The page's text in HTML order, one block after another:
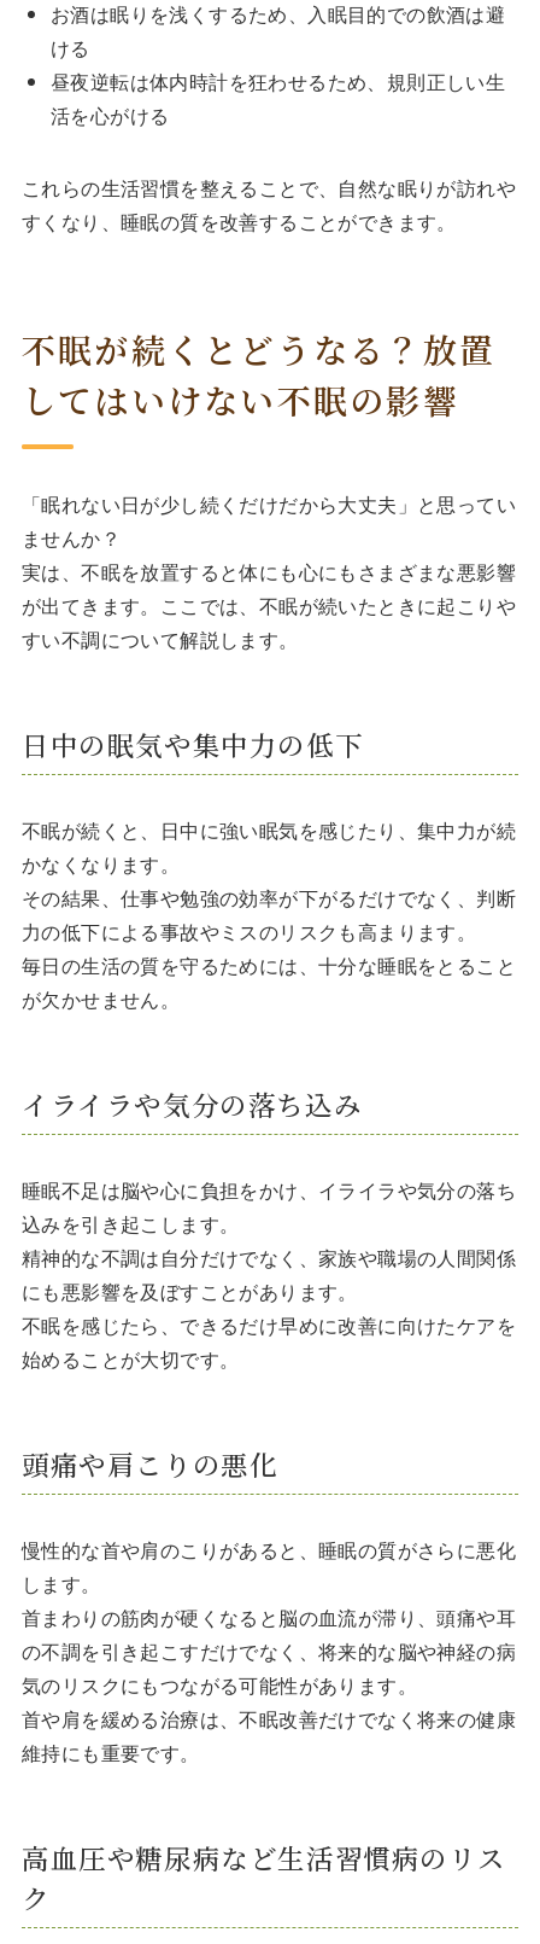
お酒は眠りを浅くするため、入眠目的での飲酒は避
ける
昼夜逆転は体内時計を狂わせるため、規則正しい生
活を心がける
これらの生活習慣を整えることで、自然な眠りが訪れや
すくなり、睡眠の質を改善することができます。
不眠が続くとどうなる？放置
してはいけない不眠の影響
「眠れない日が少し続くだけだから大丈夫」と思ってい
ませんか？
実は、不眠を放置すると体にも心にもさまざまな悪影響
が出てきます。ここでは、不眠が続いたときに起こりや
すい不調について解説します。
日中の眠気や集中力の低下
不眠が続くと、日中に強い眠気を感じたり、集中力が続
かなくなります。
その結果、仕事や勉強の効率が下がるだけでなく、判断
力の低下による事故やミスのリスクも高まります。
毎日の生活の質を守るためには、十分な睡眠をとること
が欠かせません。
イライラや気分の落ち込み
睡眠不足は脳や心に負担をかけ、イライラや気分の落ち
込みを引き起こします。
精神的な不調は自分だけでなく、家族や職場の人間関係
にも悪影響を及ぼすことがあります。
不眠を感じたら、できるだけ早めに改善に向けたケアを
始めることが大切です。
頭痛や肩こりの悪化
慢性的な首や肩のこりがあると、睡眠の質がさらに悪化
します。
首まわりの筋肉が硬くなると脳の血流が滞り、頭痛や耳
の不調を引き起こすだけでなく、将来的な脳や神経の病
気のリスクにもつながる可能性があります。
首や肩を緩める治療は、不眠改善だけでなく将来の健康
維持にも重要です。
高血圧や糖尿病など生活習慣病のリス
ク